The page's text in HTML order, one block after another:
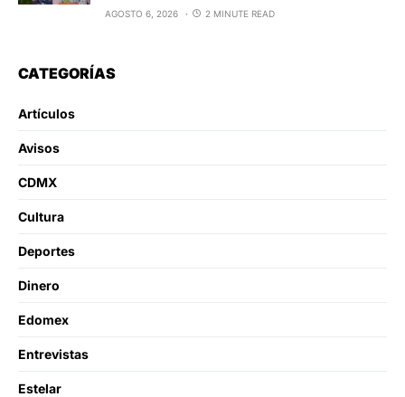
AGOSTO 6, 2026 2 MINUTE READ
CATEGORÍAS
Artículos
Avisos
CDMX
Cultura
Deportes
Dinero
Edomex
Entrevistas
Estelar